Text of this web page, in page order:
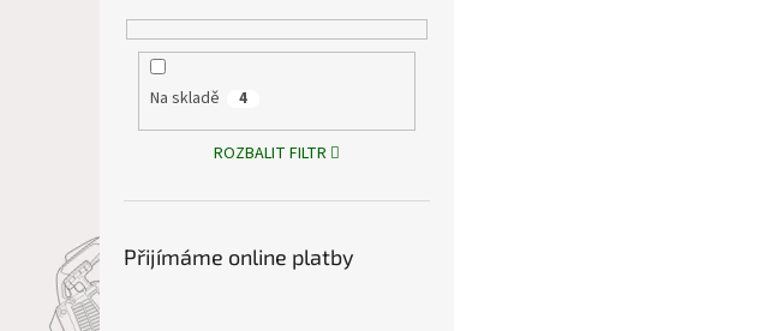
Na skladě 4
ROZBALIT FILTR
Přijímáme online platby